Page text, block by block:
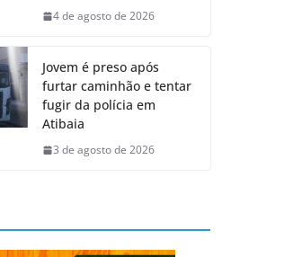
4 de agosto de 2026
Jovem é preso após
furtar caminhão e tentar
fugir da polícia em
Atibaia
3 de agosto de 2026